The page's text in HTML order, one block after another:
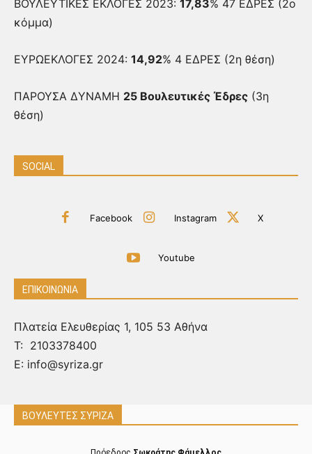
ΒΟΥΛΕΥΤΙΚΕΣ ΕΚΛΟΓΕΣ 2023: 17,83% 47 ΕΔΡΕΣ (2ο
κόμμα)
ΕΥΡΩΕΚΛΟΓΕΣ 2024: 14,92% 4 ΕΔΡΕΣ (2η θέση)
ΠΑΡΟΥΣΑ ΔΥΝΑΜΗ 25 Βουλευτικές Έδρες (3η
θέση)
SOCIAL
Facebook Instagram X
Youtube
ΕΠΙΚΟΙΝΩΝΙΑ
Πλατεία Ελευθερίας 1, 105 53 Αθήνα
Τ: 2103378400
Ε: info@syriza.gr
ΒΟΥΛΕΥΤΕΣ ΣΥΡΙΖΑ